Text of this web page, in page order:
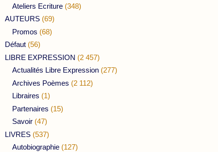
Ateliers Ecriture (348)
AUTEURS (69)
Promos (68)
Défaut (56)
LIBRE EXPRESSION (2 457)
Actualités Libre Expression (277)
Archives Poèmes (2 112)
Libraires (1)
Partenaires (15)
Savoir (47)
LIVRES (537)
Autobiographie (127)